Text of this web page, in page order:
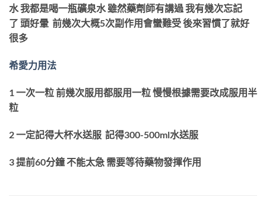
水 我都是喝一瓶礦泉水 雖然藥劑師有講過 我有幾次忘記
了 頭好暈 前幾次大概5次副作用會蠻難受 後來習慣了就好
很多
希愛力用法
1 一次一粒 前幾次服用都服用一粒 慢慢根據需要改成服用半
粒
2 一定記得大杯水送服 記得300-500ml水送服
3 提前60分鐘 不能太急 需要等待藥物發揮作用